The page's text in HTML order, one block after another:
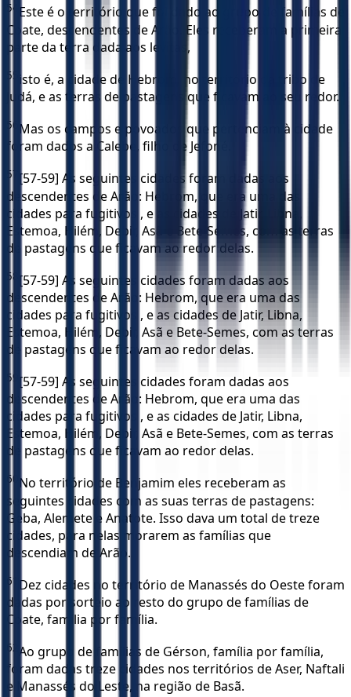
54 Este é o território que foi dado ao grupo de famílias de
Coate, descendentes de Arão. Eles receberam a primeira
parte da terra dada aos levitas,
55 isto é, a cidade de Hebrom, no território da tribo de
Judá, e as terras de pastagens que ficavam ao seu redor.
56 Mas os campos e povoados que pertenciam à cidade
foram dados a Calebe, filho de Jefoné.
57 [57-59] As seguintes cidades foram dadas aos
descendentes de Arão: Hebrom, que era uma das
cidades para fugitivos , e as cidades de Jatir, Libna,
Estemoa, Hilém, Debir, Asã e Bete-Semes, com as terras
de pastagens que ficavam ao redor delas.
58 [57-59] As seguintes cidades foram dadas aos
descendentes de Arão: Hebrom, que era uma das
cidades para fugitivos , e as cidades de Jatir, Libna,
Estemoa, Hilém, Debir, Asã e Bete-Semes, com as terras
de pastagens que ficavam ao redor delas.
59 [57-59] As seguintes cidades foram dadas aos
descendentes de Arão: Hebrom, que era uma das
cidades para fugitivos , e as cidades de Jatir, Libna,
Estemoa, Hilém, Debir, Asã e Bete-Semes, com as terras
de pastagens que ficavam ao redor delas.
60 No território de Benjamim eles receberam as
seguintes cidades com as suas terras de pastagens:
Geba, Alemete e Anatote. Isso dava um total de treze
cidades, para nelas morarem as famílias que
descendiam de Arão.
61
Dez cidades no território de Manassés do Oeste foram
dadas por sorteio ao resto do grupo de famílias de
Coate, família por família.
62 Ao grupo de famílias de Gérson, família por família,
foram dadas treze cidades nos territórios de Aser, Naftali
e Manassés do Leste, na região de Basã.